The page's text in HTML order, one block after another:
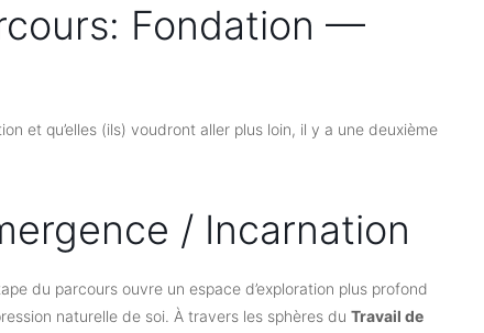
Fondation —
et qu’elles (ils) voudront aller plus loin, il y a une deuxième
/ Incarnation
du parcours ouvre un espace d’exploration plus profond
naturelle de soi. À travers les sphères du Travail de